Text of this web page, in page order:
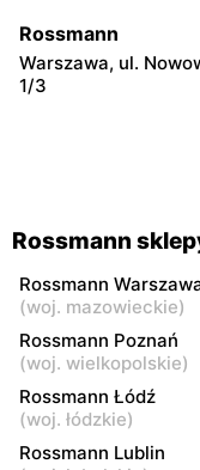
Rossmann
Warszawa, ul.
1/3
Warszawa, ul.
Rossmann
Warszawa, ul.
Rossmann
Warszawa, ul.
1
Rossmann
Warszawa, ul. Ludna
Rossmann
Rossmann
(woj. mazowieckie)
Rossmann Poznań
(woj. wielkopolskie)
Rossmann Łódź
(woj. łódzkie)
Rossmann Lublin